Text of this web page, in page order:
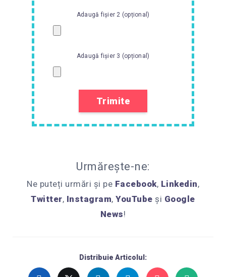
Adaugă fișier 2 (opțional)
Adaugă fișier 3 (opțional)
Urmărește-ne:
Ne puteți urmări și pe Facebook, Linkedin,
Twitter, Instagram,YouTube și Google
News!
Distribuie Articolul: